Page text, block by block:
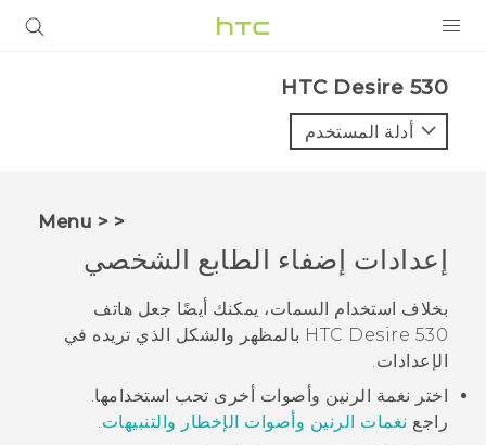
VIVE
VIVERSE
البرامج + التطبيقات
الدعم
أجهزة HTC والملحقات
HTC Desire 530‎
أدلة المستخدم
< < Menu
إعدادات إضفاء الطابع الشخصي
بخلاف استخدام السمات، يمكنك أيضًا جعل هاتف
HTC Desire 530 بالمظهر والشكل الذي تريده في
الإعدادات.
اختر نغمة الرنين وأصوات أخرى تحب استخدامها.
راجع نغمات الرنين وأصوات الإخطار والتنبيهات.